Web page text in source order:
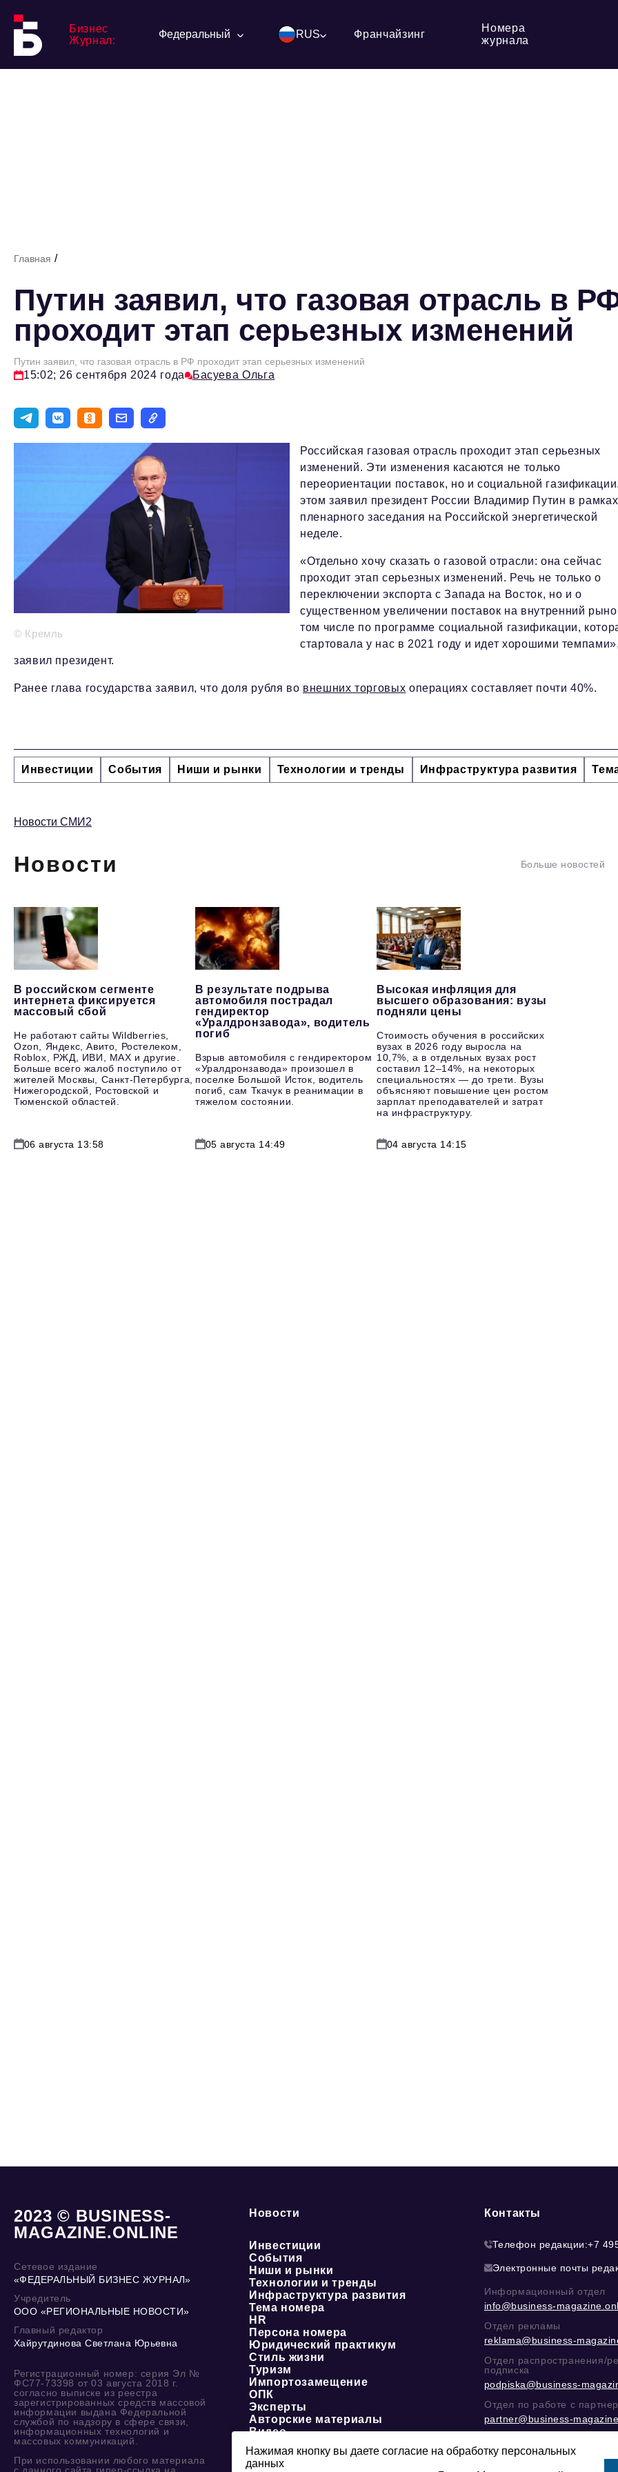
Бизнес
Журнал:
Федеральный RUS Франчайзинг
Номера
журнала
Главная /
Путин заявил, что газовая отрасль в
проходит этап серьезных изменений
Путин заявил, что газовая отрасль в РФ проходит этап серьезных изменений
15:02; 26 сентября 2024 года Басуева Ольга
© Кремль
Российская газовая отрасль проходит этап серьезных
изменений. Эти изменения касаются не только
переориентации поставок, но и социальной
этом заявил президент России Владимир Путин в рамках
пленарного заседания на Российской энергетической
неделе.
«Отдельно хочу сказать о газовой отрасли: она сейчас
проходит этап серьезных изменений. Речь не только о
переключении экспорта с Запада на Восток, но и о
существенном увеличении поставок на внутренний
том числе по программе социальной газификации,
стартовала у нас в 2021 году и идет хорошими
заявил президент.
Ранее глава государства заявил, что доля рубля во внешних торговых операциях составляет почти 40%.
Инвестиции События Ниши и рынки Технологии и тренды Инфраструктура развития
Новости СМИ2
Новости Больше новостей
В российском сегменте
интернета фиксируется
массовый сбой
Не работают сайты Wildberries,
Ozon, Яндекс, Авито, Ростелеком,
Roblox, РЖД, ИВИ, MAX и другие.
Больше всего жалоб поступило от
жителей Москвы, Санкт-Петербурга,
Нижегородской, Ростовской и
Тюменской областей.
06 августа 13:58
В результате подрыва
автомобиля пострадал
гендиректор
«Уралдронзавода», водитель
погиб
Взрыв автомобиля с гендиректором
«Уралдронзавода» произошел в
поселке Большой Исток, водитель
погиб, сам Ткачук в реанимации в
тяжелом состоянии.
05 августа 14:49
Высокая инфляция для
высшего образования: вузы
подняли цены
Стоимость обучения в российских
вузах в 2026 году выросла на
10,7%, а в отдельных вузах рост
составил 12–14%, на некоторых
специальностях — до трети. Вузы
объясняют повышение цен ростом
зарплат преподавателей и затрат
на инфраструктуру.
04 августа 14:15
2023 © BUSINESS-
MAGAZINE.ONLINE
Сетевое издание
«ФЕДЕРАЛЬНЫЙ БИЗНЕС ЖУРНАЛ»
Учредитель
ООО «РЕГИОНАЛЬНЫЕ НОВОСТИ»
Главный редактор
Хайрутдинова Светлана Юрьевна
Регистрационный номер: серия Эл №
ФС77-73398 от 03 августа 2018 г.
согласно выписке из реестра
зарегистрированных средств массовой
информации выдана Федеральной
службой по надзору в сфере связи,
информационных технологий и
массовых коммуникаций.
При использовании любого материала
Новости
Инвестиции
События
Ниши и рынки
Технологии и тренды
Инфраструктура развития
Тема номера
HR
Персона номера
Юридический практикум
Стиль жизни
Туризм
Импортозамещение
ОПК
Эксперты
Авторские материалы
Видео
О журнале
Контакты
Телефон редакции:+7
Электронные почты
Информационный отдел
info@business-
Отдел рекламы
reklama@business-
Отдел распространения/
подписка
podpiska@business-
Отдел по работе с
partner@business-
@mazovилиMAX
Нажимая кнопку вы даете согласие на обработку персональных
данных